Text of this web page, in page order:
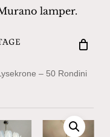
lamper.
– 50 Rondini